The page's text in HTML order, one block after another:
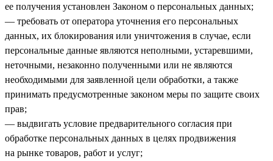
ее получения установлен Законом о персональных данных;
— требовать от оператора уточнения его персональных
данных, их блокирования или уничтожения в случае, если
персональные данные являются неполными, устаревшими,
неточными, незаконно полученными или не являются
необходимыми для заявленной цели обработки, а также
принимать предусмотренные законом меры по защите своих
прав;
— выдвигать условие предварительного согласия при
обработке персональных данных в целях продвижения
на рынке товаров, работ и услуг;